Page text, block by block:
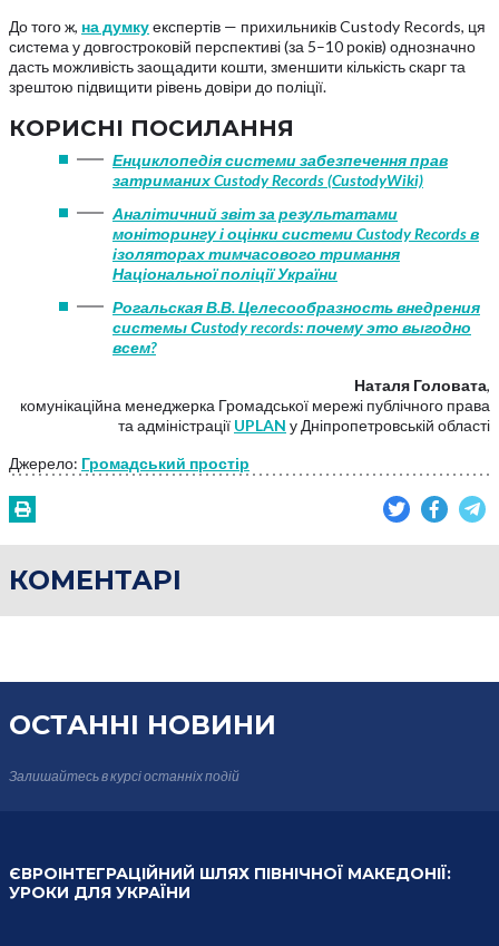
До того ж, на думкуекспертів — прихильників Custody Records, ця
система у довгостроковій перспективі (за 5–10 років) однозначно
дасть можливість заощадити кошти, зменшити кількість скарг та
зрештою підвищити рівень довіри до поліції.
КОРИСНІ ПОСИЛАННЯ
Енциклопедія системи забезпечення прав
затриманих Custody Records (CustodyWiki)
Аналітичний звіт за результатами
моніторингу і оцінки системи Custody Records в
ізоляторах тимчасового тримання
Національної поліції України
Рогальская В.В. Целесообразность внедрения
системы Сustody records: почему это выгодно
всем?
Наталя Головата,
комунікаційна менеджерка Громадської мережі публічного права
та адміністрації UPLAN у Дніпропетровській області
Джерело: Громадський простір
КОМЕНТАРІ
ОСТАННІ НОВИНИ
Залишайтесь в курсіостанніх подій
ЄВРОІНТЕГРАЦІЙНИЙ ШЛЯХ ПІВНІЧНОЇ МАКЕДОНІЇ:
УРОКИ ДЛЯ УКРАЇНИ